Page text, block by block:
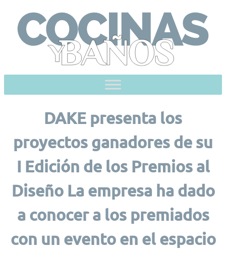
content
DAKE presenta los
proyectos ganadores de su
I Edición de los Premios al
Diseño La empresa ha dado
a conocer a los premiados
con un evento en el espacio